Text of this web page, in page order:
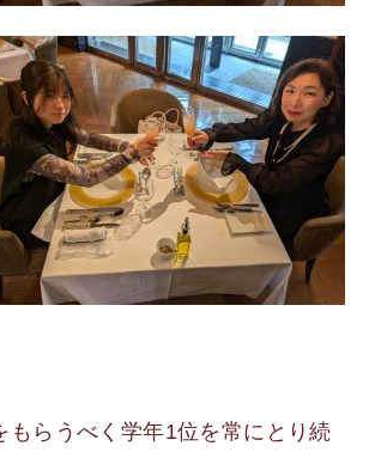
もらうべく学年1位を常にとり続